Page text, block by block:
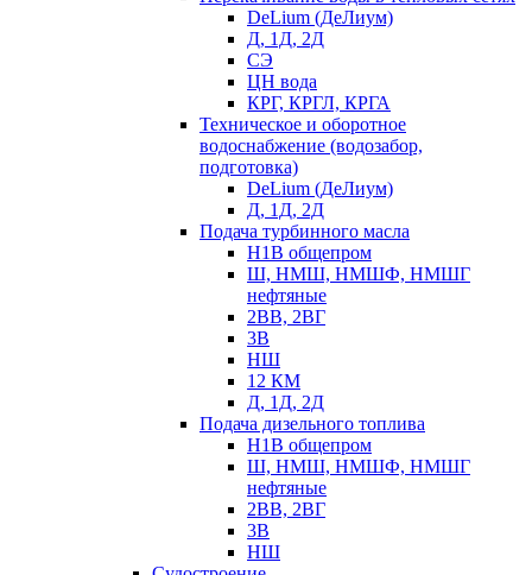
DeLium (ДеЛиум)
Д, 1Д, 2Д
СЭ
ЦН вода
КРГ, КРГЛ, КРГА
Техническое и оборотное
водоснабжение (водозабор,
подготовка)
DeLium (ДеЛиум)
Д, 1Д, 2Д
Подача турбинного масла
Н1В общепром
Ш, НМШ, НМШФ, НМШГ
нефтяные
2ВВ, 2ВГ
3В
НШ
12 КМ
Д, 1Д, 2Д
Подача дизельного топлива
Н1В общепром
Ш, НМШ, НМШФ, НМШГ
нефтяные
2ВВ, 2ВГ
3В
НШ